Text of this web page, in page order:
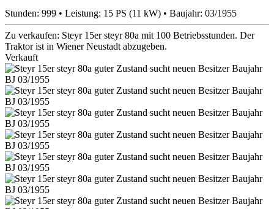
Stunden: 999 • Leistung: 15 PS (11 kW) • Baujahr: 03/1955
Zu verkaufen: Steyr 15er steyr 80a mit 100 Betriebsstunden. Der
Traktor ist in Wiener Neustadt abzugeben.
Verkauft